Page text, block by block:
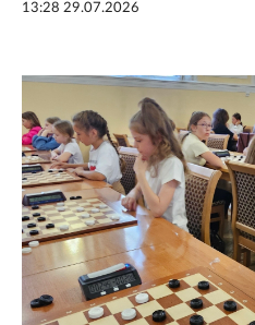
13:28 29.07.2026